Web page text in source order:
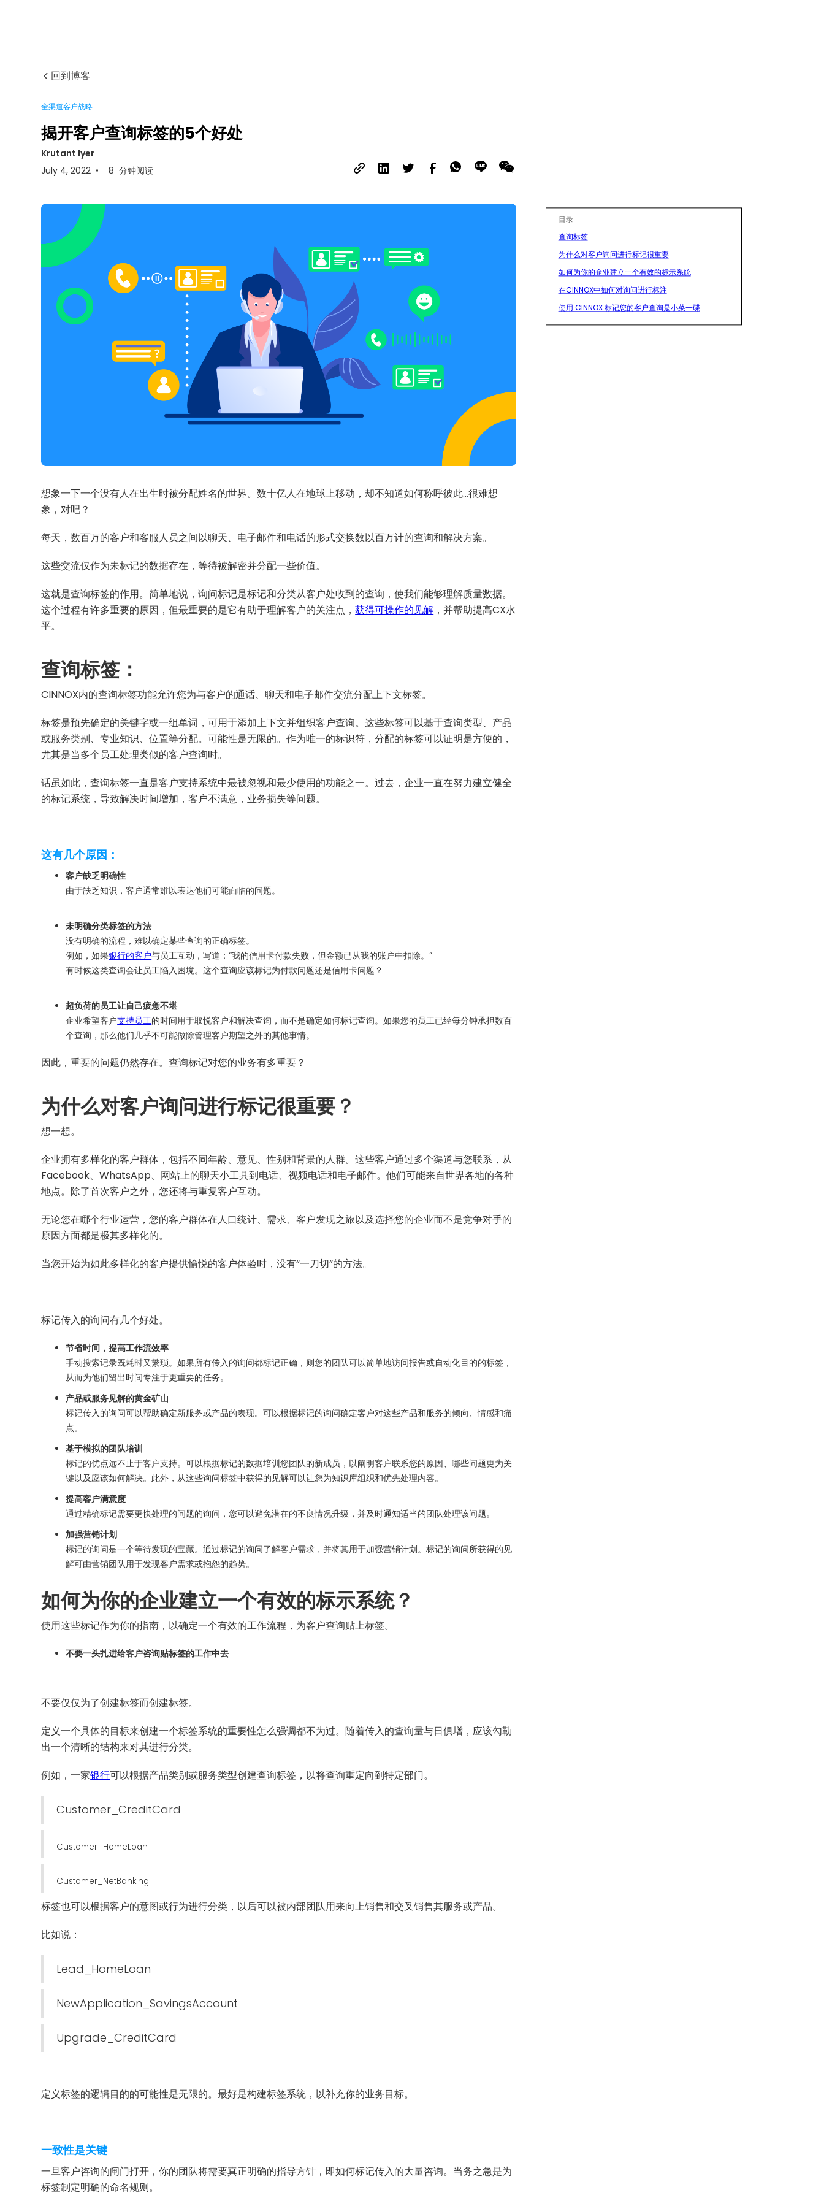
回到博客
全渠道客户战略
揭开客户查询标签的5个好处
Krutant Iyer
July 4, 2022 • 8 分钟阅读
想象一下一个没有人在出生时被分配姓名的世界。数十亿人在地球上移动，却不知道如何称呼彼此...很难想
象，对吧？
每天，数百万的客户和客服人员之间以聊天、电子邮件和电话的形式交换数以百万计的查询和解决方案。
这些交流仅作为未标记的数据存在，等待被解密并分配一些价值。
这就是查询标签的作用。简单地说，询问标记是标记和分类从客户处收到的查询，使我们能够理解质量数据。
这个过程有许多重要的原因，但最重要的是它有助于理解客户的关注点，获得可操作的见解 ，并帮助提高CX水
平。
查询标签：
CINNOX内的查询标签功能允许您为与客户的通话、聊天和电子邮件交流分配上下文标签。
标签是预先确定的关键字或一组单词，可用于添加上下文并组织客户查询。这些标签可以基于查询类型、产品
或服务类别、专业知识、位置等分配。可能性是无限的。作为唯一的标识符，分配的标签可以证明是方便的，
尤其是当多个员工处理类似的客户查询时。
话虽如此，查询标签一直是客户支持系统中最被忽视和最少使用的功能之一。过去，企业一直在努力建立健全
的标记系统，导致解决时间增加，客户不满意，业务损失等问题。
这有几个原因：
客户缺乏明确性
由于缺乏知识，客户通常难以表达他们可能面临的问题。
未明确分类标签的方法
没有明确的流程，难以确定某些查询的正确标签。
例如，如果银行的客户与员工互动，写道：“我的信用卡付款失败，但金额已从我的账户中扣除。”
有时候这类查询会让员工陷入困境。这个查询应该标记为付款问题还是信用卡问题？
超负荷的员工让自己疲惫不堪
企业希望客户支持员工的时间用于取悦客户和解决查询，而不是确定如何标记查询。如果您的员工已经每分钟承担数百
个查询，那么他们几乎不可能做除管理客户期望之外的其他事情。
因此，重要的问题仍然存在。查询标记对您的业务有多重要？
为什么对客户询问进行标记很重要？
想一想。
企业拥有多样化的客户群体，包括不同年龄、意见、性别和背景的人群。这些客户通过多个渠道与您联系，从
Facebook、WhatsApp、网站上的聊天小工具到电话、视频电话和电子邮件。他们可能来自世界各地的各种
地点。除了首次客户之外，您还将与重复客户互动。
无论您在哪个行业运营，您的客户群体在人口统计、需求、客户发现之旅以及选择您的企业而不是竞争对手的
原因方面都是极其多样化的。
当您开始为如此多样化的客户提供愉悦的客户体验时，没有“一刀切”的方法。
标记传入的询问有几个好处。
节省时间，提高工作流效率
手动搜索记录既耗时又繁琐。如果所有传入的询问都标记正确，则您的团队可以简单地访问报告或自动化目的的标签，
从而为他们留出时间专注于更重要的任务。
产品或服务见解的黄金矿山
标记传入的询问可以帮助确定新服务或产品的表现。可以根据标记的询问确定客户对这些产品和服务的倾向、情感和痛
点。
基于模拟的团队培训
标记的优点远不止于客户支持。可以根据标记的数据培训您团队的新成员，以阐明客户联系您的原因、哪些问题更为关
键以及应该如何解决。此外，从这些询问标签中获得的见解可以让您为知识库组织和优先处理内容。
提高客户满意度
通过精确标记需要更快处理的问题的询问，您可以避免潜在的不良情况升级，并及时通知适当的团队处理该问题。
加强营销计划
标记的询问是一个等待发现的宝藏。通过标记的询问了解客户需求，并将其用于加强营销计划。标记的询问所获得的见
解可由营销团队用于发现客户需求或抱怨的趋势。
如何为你的企业建立一个有效的标示系统？
使用这些标记作为你的指南，以确定一个有效的工作流程，为客户查询贴上标签。
不要一头扎进给客户咨询贴标签的工作中去
不要仅仅为了创建标签而创建标签。
定义一个具体的目标来创建一个标签系统的重要性怎么强调都不为过。随着传入的查询量与日俱增，应该勾勒
出一个清晰的结构来对其进行分类。
例如，一家银行可以根据产品类别或服务类型创建查询标签，以将查询重定向到特定部门。
Customer_CreditCard
Customer_HomeLoan
Customer_NetBanking
标签也可以根据客户的意图或行为进行分类，以后可以被内部团队用来向上销售和交叉销售其服务或产品。
比如说：
Lead_HomeLoan
NewApplication_SavingsAccount
Upgrade_CreditCard
定义标签的逻辑目的的可能性是无限的。最好是构建标签系统，以补充你的业务目标。
一致性是关键
一旦客户咨询的闸门打开，你的团队将需要真正明确的指导方针，即如何标记传入的大量咨询。当务之急是为
标签制定明确的命名规则。
目录
查询标签
为什么对客户询问进行标记很重要
如何为你的企业建立一个有效的标示系统
在CINNOX中如何对询问进行标注
使用 CINNOX 标记您的客户查询是小菜一碟